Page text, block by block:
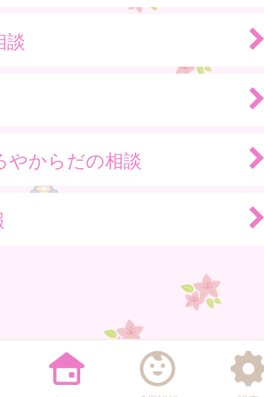
談
やからだの相談